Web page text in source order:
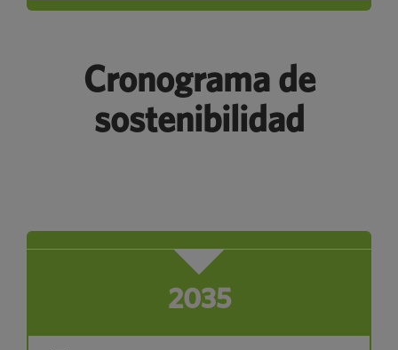
Cronograma de
sostenibilidad
2035